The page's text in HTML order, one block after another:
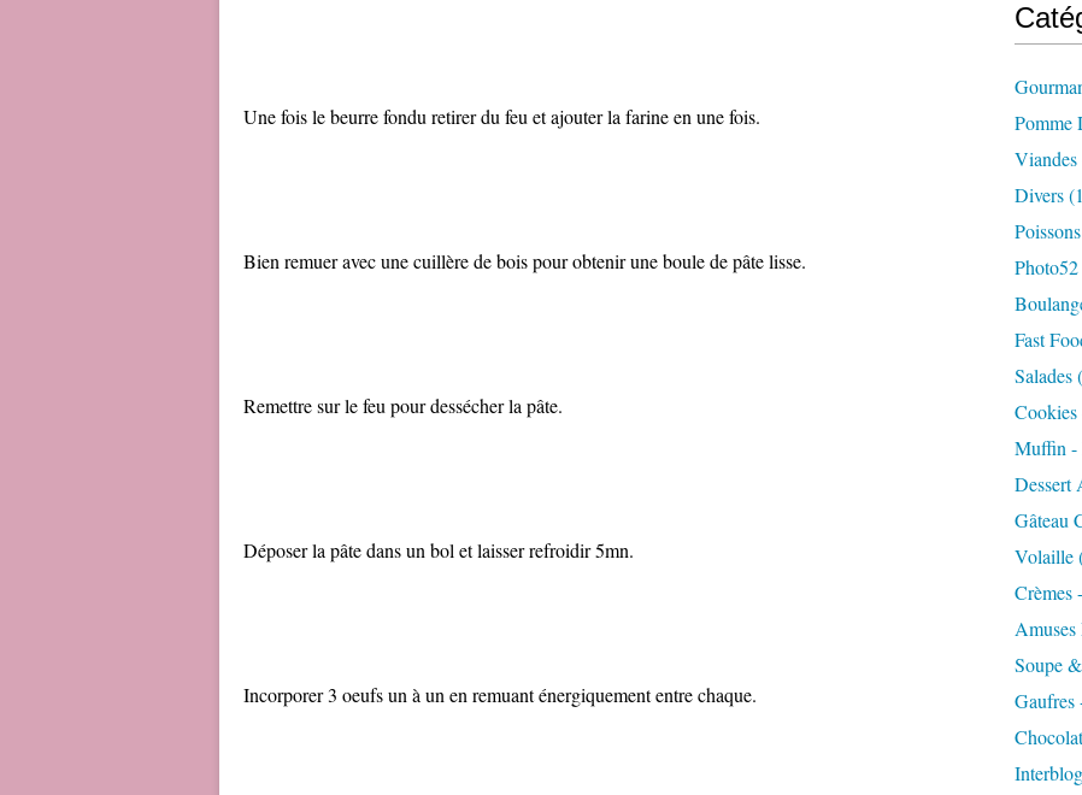
Une fois le beurre fondu retirer du feu et ajouter la farine en une fois.
Bien remuer avec une cuillère de bois pour obtenir une boule de pâte lisse.
Remettre sur le feu pour dessécher la pâte.
Déposer la pâte dans un bol et laisser refroidir 5mn.
Incorporer 3 oeufs un à un en remuant énergiquement entre chaque.
Pomme
Viandes
Divers
Photo52
Fast
Salades
Muffin -
Dessert
Gâteau
Volaille
Crèmes
Soupe
Chocolat
Interblog